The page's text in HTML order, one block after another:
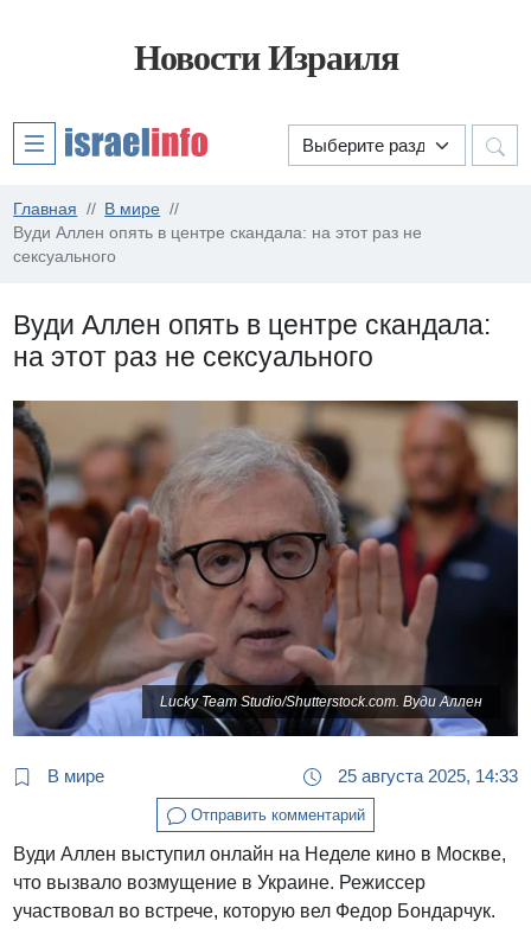
Новости Израиля
Главная
В мире
Вуди Аллен опять в центре скандала: на этот раз не
сексуального
Вуди Аллен опять в центре скандала:
на этот раз не сексуального
Lucky Team Studio/Shutterstock.com. Вуди Аллен
В мире 25 августа 2025, 14:33
Отправить комментарий
Вуди Аллен выступил онлайн на Неделе кино в Москве,
что вызвало возмущение в Украине. Режиссер
участвовал во встрече, которую вел Федор Бондарчук.